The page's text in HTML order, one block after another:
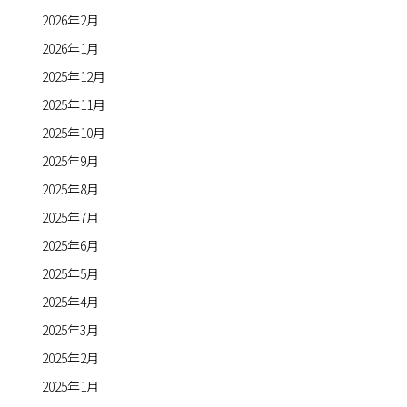
2026年2月
2026年1月
2025年12月
2025年11月
2025年10月
2025年9月
2025年8月
2025年7月
2025年6月
2025年5月
2025年4月
2025年3月
2025年2月
2025年1月